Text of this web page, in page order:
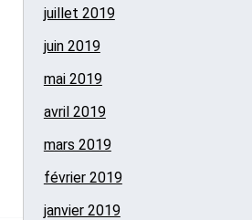
juillet 2019
juin 2019
mai 2019
avril 2019
mars 2019
février 2019
janvier 2019